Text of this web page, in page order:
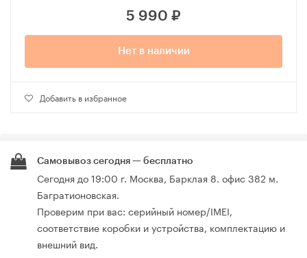
5 990 ₽
Нет в наличии
Добавить в избранное
Самовывоз сегодня — бесплатно
Сегодня до 19:00 г. Москва, Барклая 8. офис 382 м.
Багратионовская.
Проверим при вас: серийный номер/IMEI,
соответствие коробки и устройства, комплектацию и
внешний вид.